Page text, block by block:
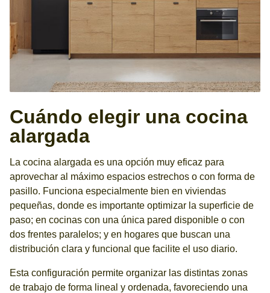
Cuándo elegir una cocina
alargada
La cocina alargada es una opción muy eficaz para
aprovechar al máximo espacios estrechos o con forma de
pasillo. Funciona especialmente bien en viviendas
pequeñas, donde es importante optimizar la superficie de
paso; en cocinas con una única pared disponible o con
dos frentes paralelos; y en hogares que buscan una
distribución clara y funcional que facilite el uso diario.
Esta configuración permite organizar las distintas zonas
de trabajo de forma lineal y ordenada, favoreciendo una